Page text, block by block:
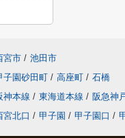
宮市 / 池田市
子園砂田町 / 高座町 / 石橋
神本線 / 東海道本線 / 阪急神
宮北口 / 甲子園 / 甲子園口 /